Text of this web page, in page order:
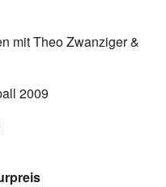
mit Theo Zwanziger &
2009